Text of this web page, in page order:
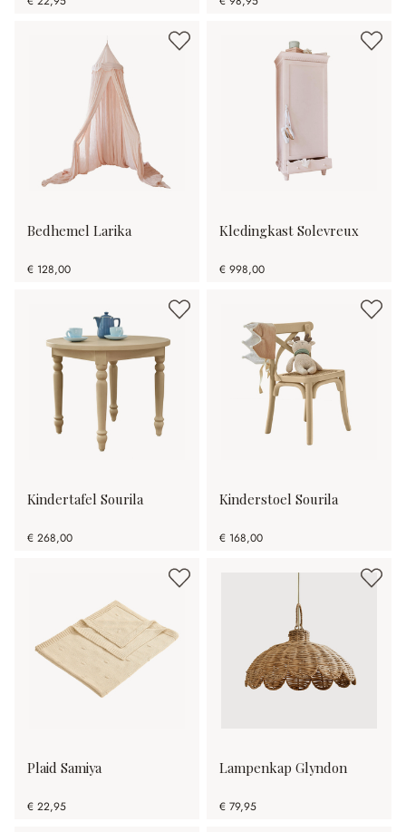
Bedhemel Larika
€ 128,00
Kledingkast Solevreux
€ 998,00
Kindertafel Sourila
€ 268,00
Kinderstoel Sourila
€ 168,00
Plaid Samiya
€ 22,95
Lampenkap Glyndon
€ 79,95